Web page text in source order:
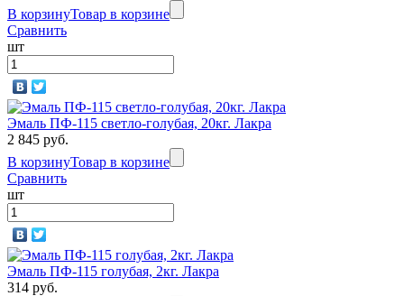
В корзинуТовар в корзине
Сравнить
шт
Эмаль ПФ-115 светло-голубая, 20кг. Лакра
2 845 руб.
В корзинуТовар в корзине
Сравнить
шт
Эмаль ПФ-115 голубая, 2кг. Лакра
314 руб.